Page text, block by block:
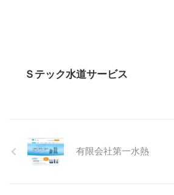
Ｓテック水道サービス
有限会社第一水熱